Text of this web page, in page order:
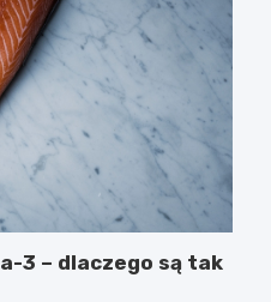
3 – dlaczego są tak